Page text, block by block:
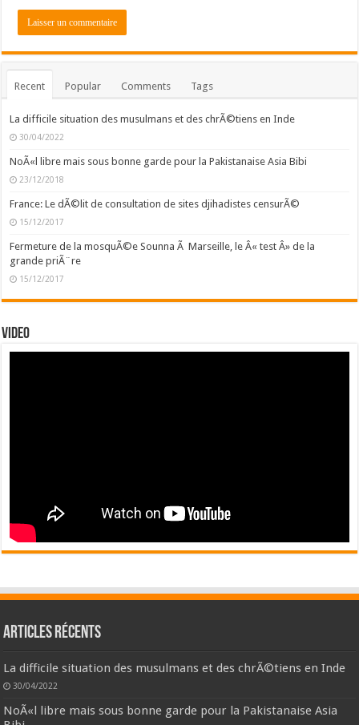
Recent Popular Comments Tags
La difficile situation des musulmans et des chrÃ©tiens en Inde
30/04/2022
NoÃ«l libre mais sous bonne garde pour la Pakistanaise Asia Bibi
23/12/2018
France: Le dÃ©lit de consultation de sites djihadistes censurÃ©
15/12/2017
Fermeture de la mosquÃ©e Sounna Ã Marseille, le Â« test Â» de la
grande priÃ¨re
15/12/2017
Video
Articles récents
La difficile situation des musulmans et des chrÃ©tiens en Inde
30/04/2022
NoÃ«l libre mais sous bonne garde pour la Pakistanaise Asia